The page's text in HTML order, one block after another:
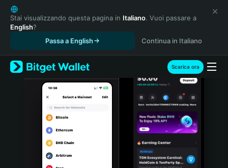
English
日本語
Tiếng Việt
Español (Latinoamérica)
Türkçe
Italiano
Português (Portugal)
Bahasa Indonesia
Stai visualizzando questa pagina in Italiano. Vuoi passare a
English?
Passa a English
Continua in Italiano
Scarica ora